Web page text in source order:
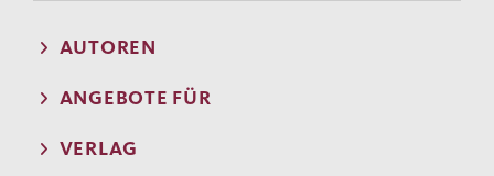
AUTOREN
ANGEBOTE FÜR
VERLAG